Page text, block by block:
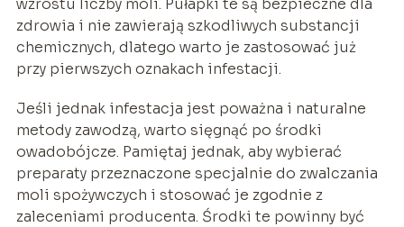
wzrostu liczby moli. Pułapki te są bezpieczne dla
zdrowia i nie zawierają szkodliwych substancji
chemicznych, dlatego warto je zastosować już
przy pierwszych oznakach infestacji.
Jeśli jednak infestacja jest poważna i naturalne
metody zawodzą, warto sięgnąć po środki
owadobójcze. Pamiętaj jednak, aby wybierać
preparaty przeznaczone specjalnie do zwalczania
moli spożywczych i stosować je zgodnie z
zaleceniami producenta. Środki te powinny być